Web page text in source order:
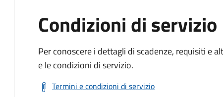
Condizioni di servizio
Per conoscere i dettagli di scadenze, requisiti e
e le condizioni di servizio.
Termini e condizioni di servizio